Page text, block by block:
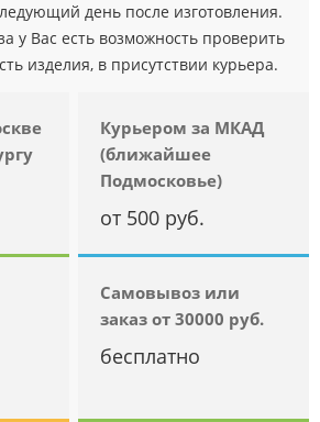
день после изготовления.
у Вас есть возможность проверить
изделия, в присутствии курьера.
Курьером за МКАД
(ближайшее
Подмосковье)
от 500 руб.
Самовывоз или
заказ от 30000 руб.
бесплатно